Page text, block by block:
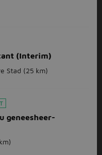
(Interim)
Stad (25 km)
geneesheer-